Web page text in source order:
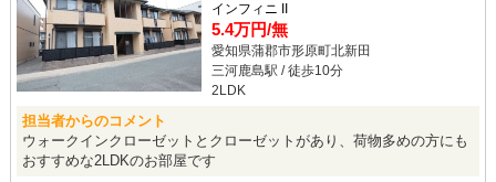
インフィニ II
5.4万円/無
愛知県蒲郡市形原町北新田
三河鹿島駅 / 徒歩10分
2LDK
担当者からのコメント
ウォークインクローゼットとクローゼットがあり、荷物多めの方にも
おすすめな2LDKのお部屋です